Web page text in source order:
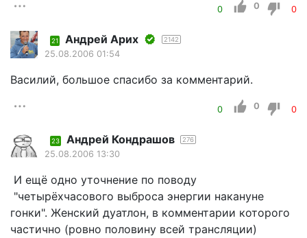
0 0 0
21 Андрей Арих 2142
25.08.2006 01:54
Василий, большое спасибо за комментарий.
0 0 0
23 Андрей Кондрашов 276
25.08.2006 13:30
И ещё одно уточнение по поводу
"четырёхчасового выброса энергии накануне
гонки". Женский дуатлон, в комментарии которого
частично (ровно половину всей трансляции)